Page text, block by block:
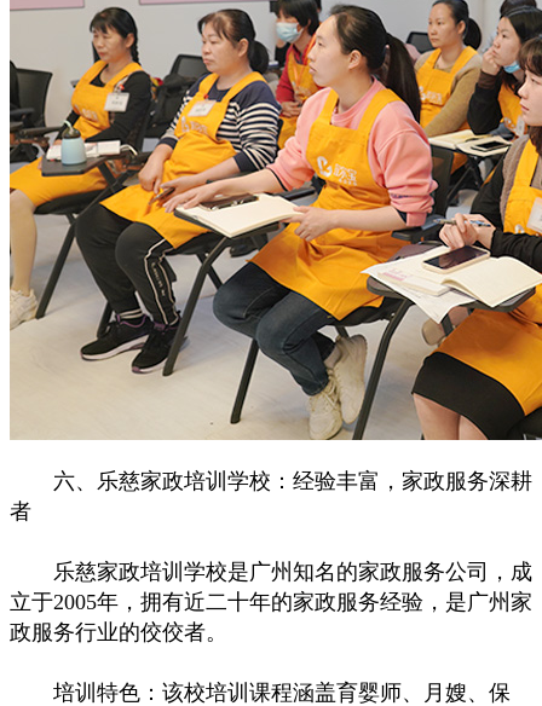
六、乐慈家政培训学校：经验丰富，家政服务深耕
者
乐慈家政培训学校是广州知名的家政服务公司，成
立于2005年，拥有近二十年的家政服务经验，是广州家
政服务行业的佼佼者。
培训特色：该校培训课程涵盖育婴师、月嫂、保